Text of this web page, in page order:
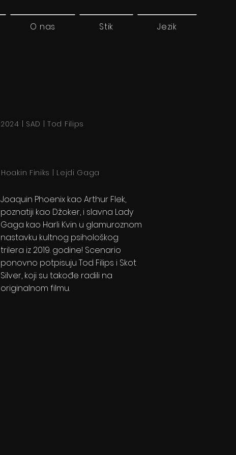
O nas Stik Jezik
2024 | SAD | Tod Filips
Hoakin Finiks | Lejdi Gaga
Joaquin Phoenix kao Arthur Flek,
poznatiji kao Džoker, i slavna Lady
Gaga kao Harli Kvin u glamuroznom
nastavku kultnog psihološkog
trilera iz 2019. godine! Scenario
ponovno potpisuju Tod Filips i Skot
Silver, koji su takođe radili na
originalnom filmu.